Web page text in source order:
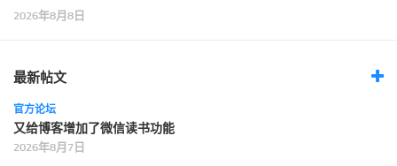
2026年8月8日
最新帖文
官方论坛
又给博客增加了微信读书功能
2026年8月7日